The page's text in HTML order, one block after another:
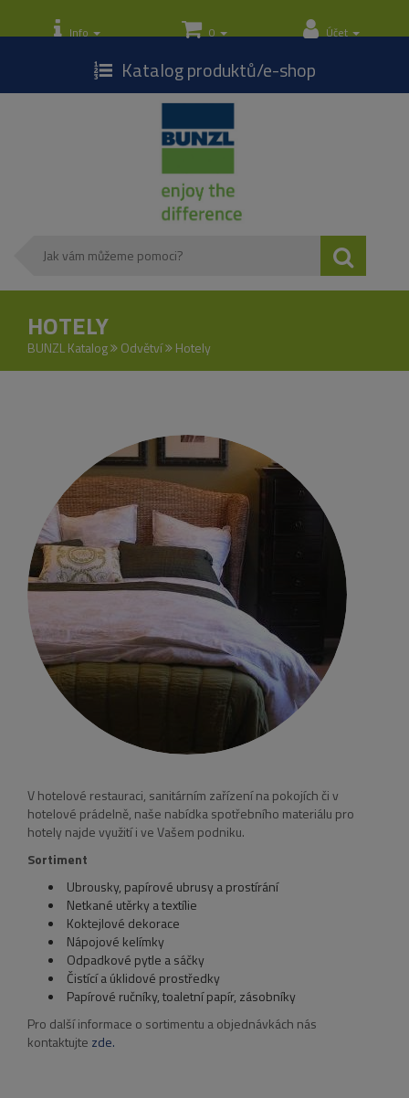
Toggle
navigation
Info 0 Účet
Katalog produktů/e-shop
HOTELY
BUNZL Katalog Odvětví Hotely
V hotelové restauraci, sanitárním zařízení na pokojích či v
hotelové prádelně, naše nabídka spotřebního materiálu pro
hotely najde využití i ve Vašem podniku.
Sortiment
Ubrousky, papírové ubrusy a prostírání
Netkané utěrky a textílie
Koktejlové dekorace
Nápojové kelímky
Odpadkové pytle a sáčky
Čistící a úklidové prostředky
Papírové ručníky, toaletní papír, zásobníky
Pro další informace o sortimentu a objednávkách nás
kontaktujte zde.